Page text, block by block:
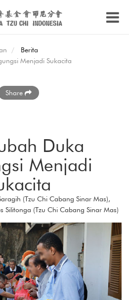
Berita
Menjadi Sukacita
Share
Duka
Menjadi
(Tzu Chi Cabang Sinar Mas),
Silitonga (Tzu Chi Cabang Sinar Mas)